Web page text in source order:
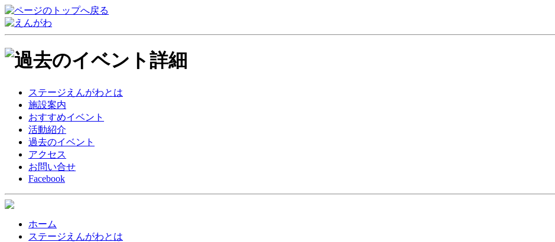
ステージえんがわとは
施設案内
おすすめイベント
活動紹介
過去のイベント
アクセス
お問い合せ
Facebook
ホーム
ステージえんがわとは